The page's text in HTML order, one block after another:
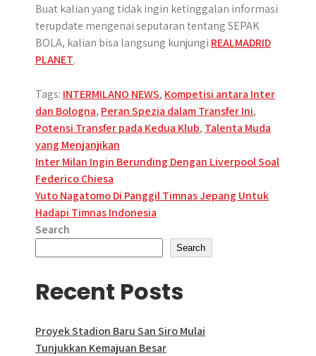
Buat kalian yang tidak ingin ketinggalan informasi
terupdate mengenai seputaran tentang SEPAK
BOLA, kalian bisa langsung kunjungi REALMADRID
PLANET.
Tags: INTERMILANO NEWS, Kompetisi antara Inter
dan Bologna, Peran Spezia dalam Transfer Ini,
Potensi Transfer pada Kedua Klub, Talenta Muda
yang Menjanjikan
Post
navigation
Inter Milan Ingin Berunding Dengan Liverpool Soal
Federico Chiesa
Yuto Nagatomo Di Panggil Timnas Jepang Untuk
Hadapi Timnas Indonesia
Search
Search
Recent Posts
Proyek Stadion Baru San Siro Mulai
Tunjukkan Kemajuan Besar